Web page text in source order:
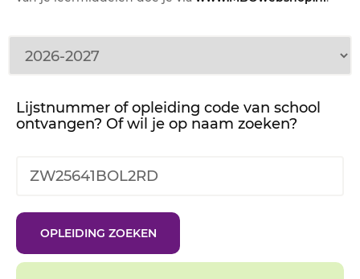
Lijstnummer of opleiding code van school
ontvangen? Of wil je op naam zoeken?